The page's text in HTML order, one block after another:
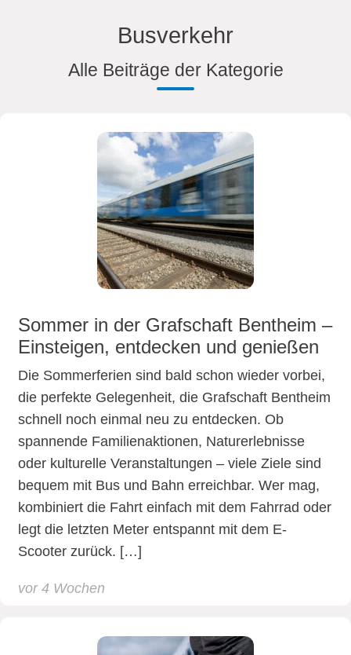
Busverkehr
Alle Beiträge der Kategorie
Sommer in der Grafschaft Bentheim –
Einsteigen, entdecken und genießen
Die Sommerferien sind bald schon wieder vorbei,
die perfekte Gelegenheit, die Grafschaft Bentheim
schnell noch einmal neu zu entdecken. Ob
spannende Familienaktionen, Naturerlebnisse
oder kulturelle Veranstaltungen – viele Ziele sind
bequem mit Bus und Bahn erreichbar. Wer mag,
kombiniert die Fahrt einfach mit dem Fahrrad oder
legt die letzten Meter entspannt mit dem E-
Scooter zurück. […]
vor 4 Wochen